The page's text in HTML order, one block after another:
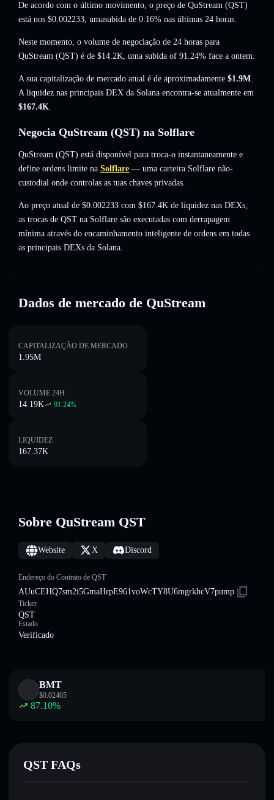
De acordo com o último movimento, o preço de QuStream (QST)
está nos $0.002233, umasubida de 0.16% nas últimas 24 horas.
Neste momento, o volume de negociação de 24 horas para
QuStream (QST) é de $14.2K, uma subida of 91.24% face a ontem.
A sua capitalização de mercado atual é de aproximadamente $1.9M.
A liquidez nas principais DEX da Solana encontra-se atualmente em
$167.4K.
Negocia QuStream (QST) na Solflare
QuStream (QST) está disponível para troca-o instantaneamente e
define ordens limite na Solflare — uma carteira Solflare não-
custodial onde controlas as tuas chaves privadas.
Ao preço atual de $0.002233 com $167.4K de liquidez nas DEXs,
as trocas de QST na Solflare são executadas com derrapagem
mínima através do encaminhamento inteligente de ordens em todas
as principais DEXs da Solana.
Dados de mercado de QuStream
CAPITALIZAÇÃO DE MERCADO
1.95M
VOLUME 24H
14.19K 91.24%
LIQUIDEZ
167.37K
Sobre QuStream QST
Website X Discord
Endereço do Contrato de QST
AUuCEHQ7sm2i5GmaHrpE961voWcTY8U6mgrkhcV7pump
Ticker
QST
Estado
Verificado
BMT
$0.02405
87.10%
QST FAQs